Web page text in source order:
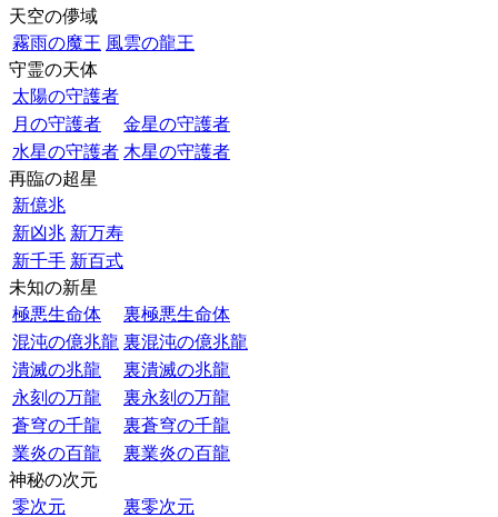
天空の儚域
霧雨の魔王 風雲の龍王
守霊の天体
太陽の守護者
月の守護者
金星の守護者
水星の守護者 木星の守護者
再臨の超星
新億兆
新凶兆 新万寿
新千手 新百式
未知の新星
極悪生命体
裏極悪生命体
混沌の億兆龍 裏混沌の億兆龍
潰滅の兆龍
裏潰滅の兆龍
永刻の万龍
裏永刻の万龍
蒼穹の千龍
裏蒼穹の千龍
業炎の百龍
裏業炎の百龍
神秘の次元
零次元
裏零次元